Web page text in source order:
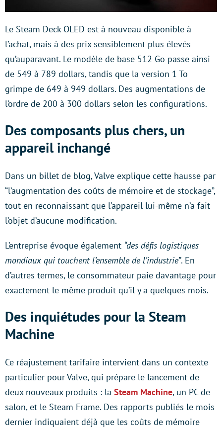
Le Steam Deck OLED est à nouveau disponible à
l’achat, mais à des prix sensiblement plus élevés
qu’auparavant. Le modèle de base 512 Go passe ainsi
de 549 à 789 dollars, tandis que la version 1 To
grimpe de 649 à 949 dollars. Des augmentations de
l’ordre de 200 à 300 dollars selon les configurations.
Des composants plus chers, un
appareil inchangé
Dans un billet de blog, Valve explique cette hausse par
“l’augmentation des coûts de mémoire et de stockage”,
tout en reconnaissant que l’appareil lui-même n’a fait
l’objet d’aucune modification.
L’entreprise évoque également “des défis logistiques
mondiaux qui touchent l’ensemble de l’industrie”. En
d’autres termes, le consommateur paie davantage pour
exactement le même produit qu’il y a quelques mois.
Des inquiétudes pour la Steam
Machine
Ce réajustement tarifaire intervient dans un contexte
particulier pour Valve, qui prépare le lancement de
deux nouveaux produits : la Steam Machine, un PC de
salon, et le Steam Frame. Des rapports publiés le mois
dernier indiquaient déjà que les coûts de mémoire